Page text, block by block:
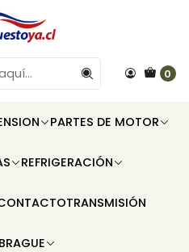
0
PARTES DE MOTOR
REFRIGERACIÓN
TRANSMISIÓN